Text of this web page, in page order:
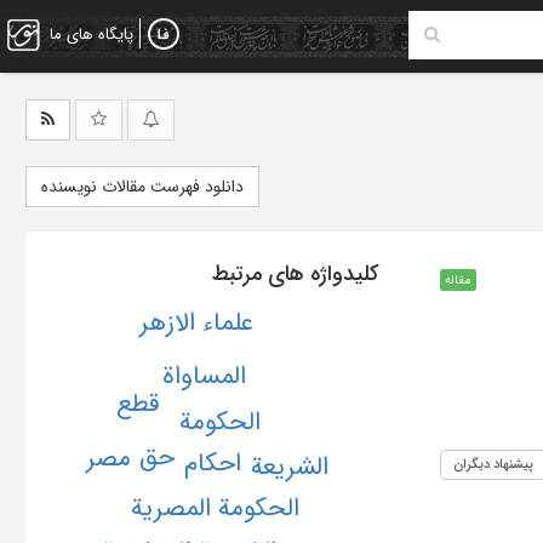
پایگاه های ما
دانلود فهرست مقالات نویسنده
مقاله
پیشنهاد دیگران
کلیدواژه های مرتبط
احکام
الحکومة
الحکومة المصریة
الشریعة
المساواة
حق
علماء الازهر
قطع
مصر